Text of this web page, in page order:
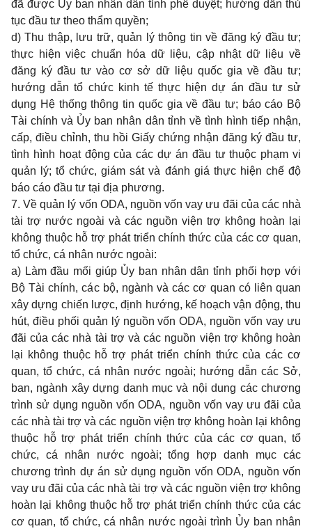
đã được Ủy ban nhân dân tỉnh phê duyệt; hướng dẫn thủ
tục đầu tư theo thẩm quyền;
d) Thu thập, lưu trữ, quản lý thông tin về đăng ký đầu tư;
thực hiện việc chuẩn hóa dữ liệu, cập nhật dữ liệu về
đăng ký đầu tư vào cơ sở dữ liệu quốc gia về đầu tư;
hướng dẫn tổ chức kinh tế thực hiện dự án đầu tư sử
dụng Hệ thống thông tin quốc gia về đầu tư; báo cáo Bộ
Tài chính và Ủy ban nhân dân tỉnh về tình hình tiếp nhận,
cấp, điều chỉnh, thu hồi Giấy chứng nhận đăng ký đầu tư,
tình hình hoạt động của các dự án đầu tư thuộc phạm vi
quản lý; tổ chức, giám sát và đánh giá thực hiện chế độ
báo cáo đầu tư tại địa phương.
7. Về quản lý vốn ODA, nguồn vốn vay ưu đãi của các nhà
tài trợ nước ngoài và các nguồn viện trợ không hoàn lại
không thuộc hỗ trợ phát triển chính thức của các cơ quan,
tổ chức, cá nhân nước ngoài:
a) Làm đầu mối giúp Ủy ban nhân dân tỉnh phối hợp với
Bộ Tài chính, các bộ, ngành và các cơ quan có liên quan
xây dựng chiến lược, định hướng, kế hoạch vận động, thu
hút, điều phối quản lý nguồn vốn ODA, nguồn vốn vay ưu
đãi của các nhà tài trợ và các nguồn viện trợ không hoàn
lại không thuộc hỗ trợ phát triển chính thức của các cơ
quan, tổ chức, cá nhân nước ngoài; hướng dẫn các Sở,
ban, ngành xây dựng danh mục và nội dung các chương
trình sử dụng nguồn vốn ODA, nguồn vốn vay ưu đãi của
các nhà tài trợ và các nguồn viện trợ không hoàn lại không
thuộc hỗ trợ phát triển chính thức của các cơ quan, tổ
chức, cá nhân nước ngoài; tổng hợp danh mục các
chương trình dự án sử dụng nguồn vốn ODA, nguồn vốn
vay ưu đãi của các nhà tài trợ và các nguồn viện trợ không
hoàn lại không thuộc hỗ trợ phát triển chính thức của các
cơ quan, tổ chức, cá nhân nước ngoài trình Ủy ban nhân